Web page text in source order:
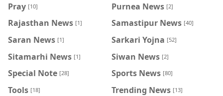
Pray [10] Purnea News [2]
Rajasthan News [1] Samastipur News [40]
Saran News [1] Sarkari Yojna [52]
Sitamarhi News [1] Siwan News [2]
Special Note [28] Sports News [80]
Tools [18] Trending News [13]